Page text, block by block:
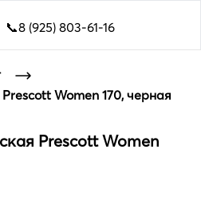
📞8 (925) 803-61-16
Women 170, черная
Prescott Women